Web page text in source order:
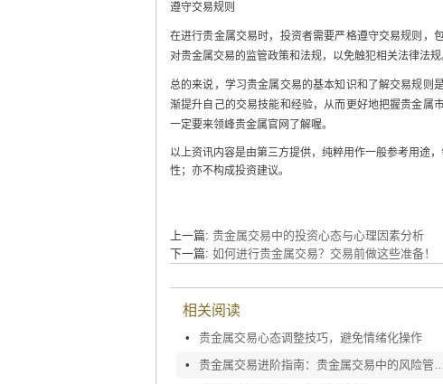
遵守交易规则
在进行贵金属交易时，投资者需要严格遵守交易规则，
对贵金属交易的监管政策和法规，以免触犯相关法律法规
总的来说，学习贵金属交易的基本知识和了解交易规则
渐提升自己的交易技能和经验，从而更好地把握贵金属
一定要来领峰贵金属官网了解喔。
以上资讯内容是由第三方提供，纯粹用作一般参考用途
性；亦不构成投资建议。
上一篇: 贵金属交易中的投资心态与心理因素分析
下一篇: 如何进行贵金属交易？交易前做这些准备！
相关阅读
•
贵金属交易心态调整技巧，避免情绪化操作
•
贵金属交易进阶指南：贵金属交